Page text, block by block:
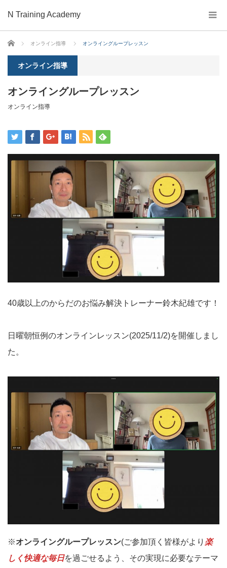
N Training Academy
ホーム オンライン指導 オンライングループレッスン
オンライン指導
オンライングループレッスン
オンライン指導
40歳以上のからだのお悩み解決トレーナー鈴木紀雄です！
日曜朝恒例のオンラインレッスン(2025/11/2)を開催しまし
た。
※オンライングループレッスン(ご参加頂く皆様がより 楽
しく快適な毎日を過ごせるよう、その実現に必要なテーマ